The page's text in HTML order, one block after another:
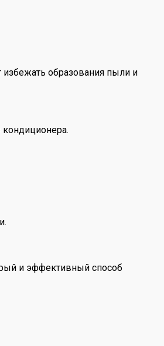
образования пыли и
кондиционера.
и эффективный способ